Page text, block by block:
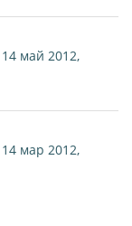
14 май 2012,
14 мар 2012,